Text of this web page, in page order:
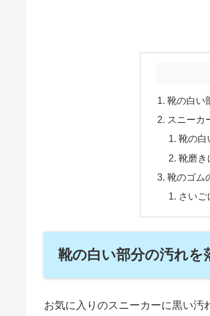
靴の白い
スニーカ
靴の白
靴磨き
靴のゴム
さいご
靴の白い部分の汚れを
お気に入りのスニーカーに黒い汚